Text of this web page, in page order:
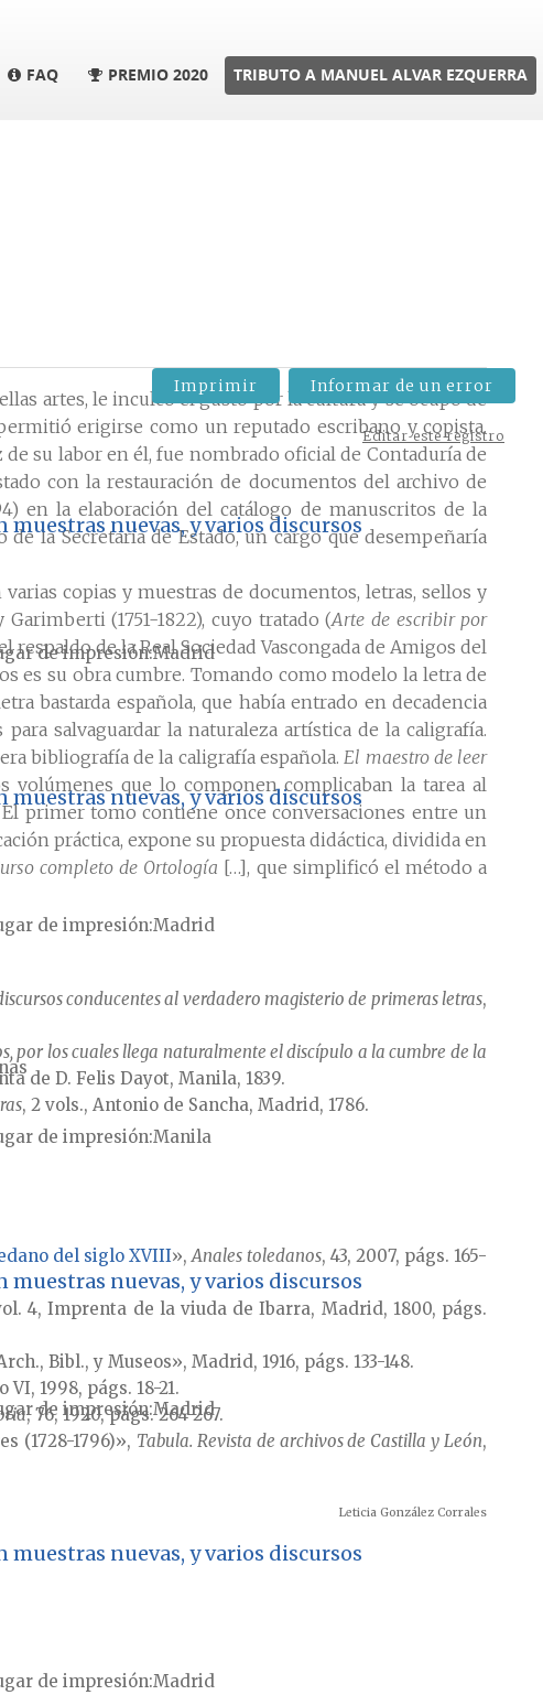
FAQ PREMIO 2020 TRIBUTO A MANUEL ALVAR EZQUERRA
artes, le inculcó el gusto por la cultura y se ocupó de
erigirse como un reputado escribano y copista.
su labor en él, fue nombrado oficial de Contaduría de
con la restauración de documentos del archivo de
en la elaboración del catálogo de manuscritos de la
la Secretaría de Estado, un cargo que desempeñaría
copias y muestras de documentos, letras, sellos y
(1751-1822), cuyo tratado (Arte de escribir por
de la Real Sociedad Vascongada de Amigos del
es su obra cumbre. Tomando como modelo la letra de
bastarda española, que había entrado en decadencia
salvaguardar la naturaleza artística de la caligrafía.
bibliografía de la caligrafía española.El maestro de leer
volúmenes que lo componen complicaban la tarea al
primer tomo contiene once conversaciones entre un
práctica, expone su propuesta didáctica, dividida en
completo de Ortología […], que simplificó el método a
conducentes al verdadero magisterio de primeras letras,
por los cuales llega naturalmente el discípulo a la cumbre de la
de D. Felis Dayot, Manila, 1839.
, 2 vols., Antonio de Sancha, Madrid, 1786.
del siglo XVIII»,Anales toledanos, 43, 2007, págs. 165-
4, Imprenta de la viuda de Ibarra, Madrid, 1800, págs.
Bibl., y Museos», Madrid, 1916, págs. 133-148.
VI, 1998, págs. 18-21.
, 76, 1920, págs. 264-267.
(1728-1796)», Tabula. Revista de archivos de Castilla y León,
Leticia González Corrales
Imprimir Informar de un error
Editar este registro
nuevas, y varios discursos
de impresión Madrid
nuevas, y varios discursos
de impresión Madrid
de impresión Manila
nuevas, y varios discursos
de impresión Madrid
nuevas, y varios discursos
de impresión Madrid